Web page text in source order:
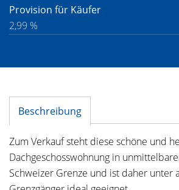
Provision für Käufer
2,99 %
Beschreibung
Zum Verkauf steht diese schöne und
Dachgeschosswohnung in
Schweizer Grenze und ist daher unter